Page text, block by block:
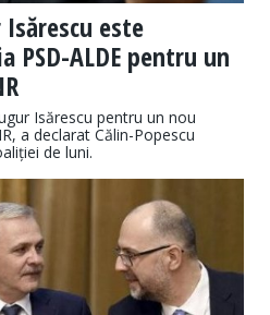
este
PSD-ALDE pentru un
Isărescu pentru un nou
a declarat Călin-Popescu
de luni.